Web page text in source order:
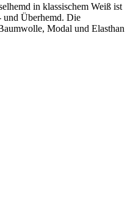
in klassischem Weiß ist
und Überhemd. Die
Modal und Elasthan